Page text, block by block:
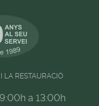
LA RESTAURACIÓ
a 13:00h